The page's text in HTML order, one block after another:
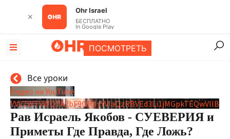
Все уроки
Видео на YouTube
VVVZWTVWQTA2bF9ORjIyYVlaQzRBVEd3Li1jMGpkTEQwVllB
Рав Исраель Якобов - СУЕВЕРИЯ и
Приметы Где Правда, Где Ложь?
✕
Ohr Israel
БЕСПЛАТНО
In Google Play
ПОСМОТРЕТЬ